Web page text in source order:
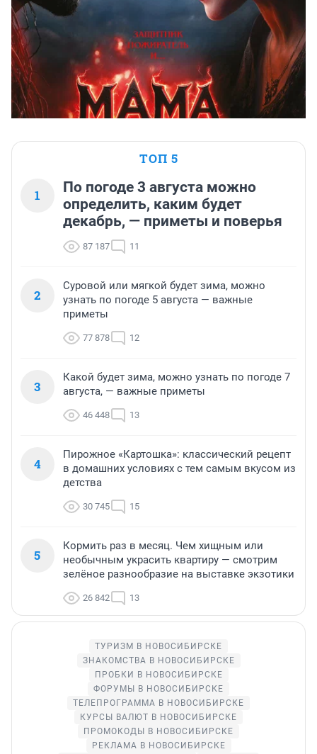
ТОП 5
1
По погоде 3 августа можно
определить, каким будет
декабрь, — приметы и поверья
87 187 11
2
Суровой или мягкой будет зима, можно
узнать по погоде 5 августа — важные
приметы
77 878 12
3
Какой будет зима, можно узнать по погоде 7
августа, — важные приметы
46 448 13
4
Пирожное «Картошка»: классический рецепт
в домашних условиях с тем самым вкусом из
детства
30 745 15
5
Кормить раз в месяц. Чем хищным или
необычным украсить квартиру — смотрим
зелёное разнообразие на выставке экзотики
26 842 13
ТУРИЗМ В НОВОСИБИРСКЕ
ЗНАКОМСТВА В НОВОСИБИРСКЕ
ПРОБКИ В НОВОСИБИРСКЕ
ФОРУМЫ В НОВОСИБИРСКЕ
ТЕЛЕПРОГРАММА В НОВОСИБИРСКЕ
КУРСЫ ВАЛЮТ В НОВОСИБИРСКЕ
ПРОМОКОДЫ В НОВОСИБИРСКЕ
РЕКЛАМА В НОВОСИБИРСКЕ